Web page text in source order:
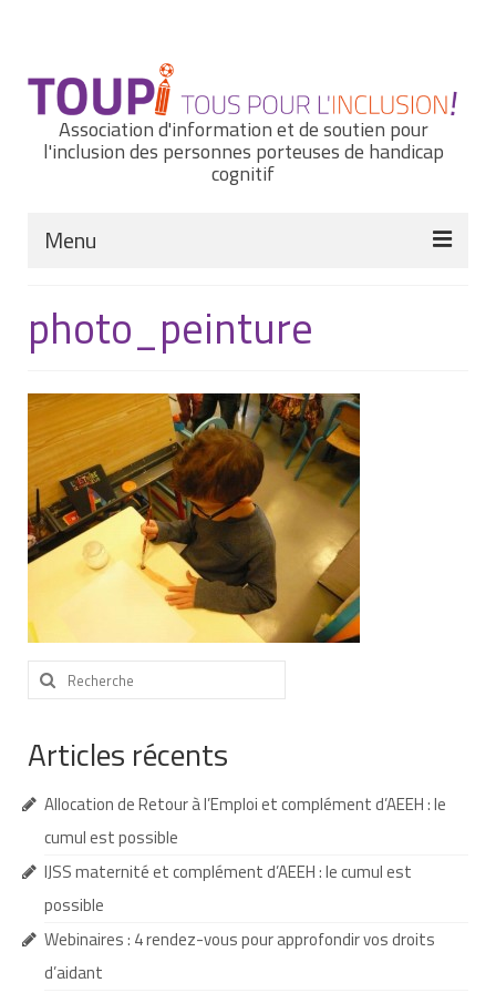
Association d'information et de soutien pour
l'inclusion des personnes porteuses de handicap
cognitif
Menu
Nous connaître
Notre histoire
Nos missions et nos valeurs
Notre équipe
Nous contacter
Nos partenaires
Nos livres adaptés
Les troubles sensoriels
Aide aux démarches
Dossier MDPH
Demande d’allocations
photo_peinture
Rechercher
:
Articles récents
Allocation de Retour à l’Emploi et complément d’AEEH : le
cumul est possible
IJSS maternité et complément d’AEEH : le cumul est
possible
Webinaires : 4 rendez-vous pour approfondir vos droits
d’aidant